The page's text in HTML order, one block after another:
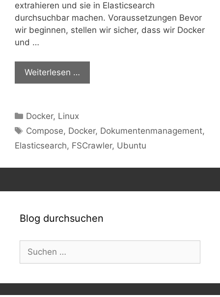
extrahieren und sie in Elasticsearch
durchsuchbar machen. Voraussetzungen Bevor
wir beginnen, stellen wir sicher, dass wir Docker
und …
Weiterlesen …
Kategorien
Docker, Linux
Schlagwörter
Compose, Docker, Dokumentenmanagement,
Elasticsearch, FSCrawler, Ubuntu
Blog durchsuchen
nach: